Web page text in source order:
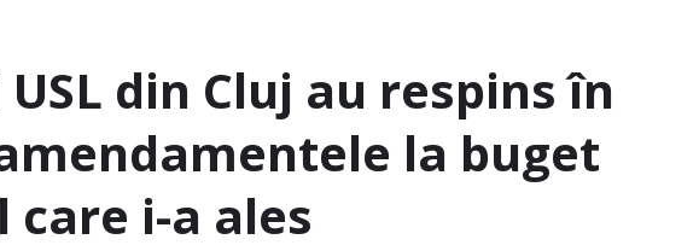
din Cluj au respins în
la buget
i-a ales